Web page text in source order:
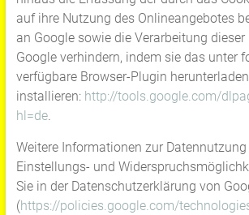
auf ihre Nutzung des Onlineangebotes
an Google sowie die Verarbeitung dieser
Google verhindern, indem sie das unter
verfügbare Browser-Plugin
installieren: http://tools.google.com/
hl=de.
Weitere Informationen zur Datennutzung
Einstellungs- und
Sie in der Datenschutzerklärung von
(https://policies.google.com/